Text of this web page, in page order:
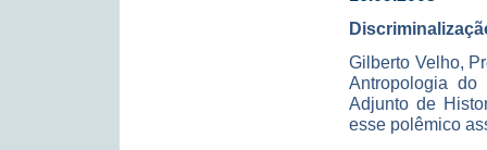
Gilberto Velho,
Antropologia
Adjunto de
esse polêmico